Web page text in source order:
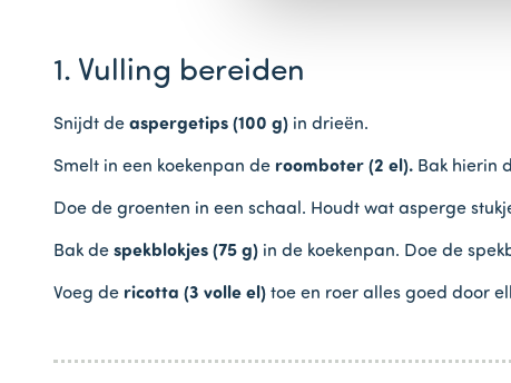
1. Vulling bereiden
Snijdt de aspergetips (100 g) in drieën.
Smelt in een koekenpan de roomboter (2 el). Bak hierin
Doe de groenten in een schaal. Houdt wat asperge
Bak de spekblokjes (75 g) in de koekenpan. Doe de
Voeg de ricotta (3 volle el) toe en roer alles goed door